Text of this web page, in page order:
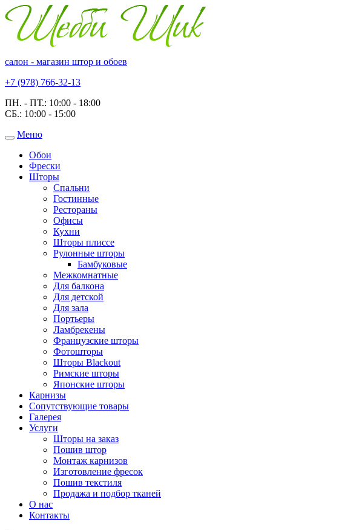
салон - магазин штор и обоев
+7 (978) 766-32-13
ПН. - ПТ.: 10:00 - 18:00
СБ.: 10:00 - 15:00
Toggle
navigation
Меню
Обои
Фрески
Шторы
Спальни
Гостинные
Рестораны
Офисы
Кухни
Шторы плиссе
Рулонные шторы
Бамбуковые
Межкомнатные
Для балкона
Для детской
Для зала
Портьеры
Ламбрекены
Французские шторы
Фотошторы
Шторы Blackout
Римские шторы
Японские шторы
Карнизы
Сопутствующие товары
Галерея
Услуги
Шторы на заказ
Пошив штор
Монтаж карнизов
Изготовление фресок
Пошив текстиля
Продажа и подбор тканей
О нас
Контакты